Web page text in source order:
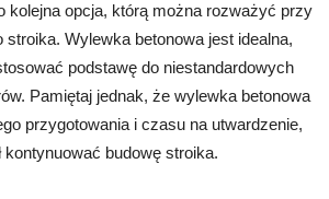
kolejna opcja, którą można rozważyć przy
stroika. Wylewka betonowa jest idealna,
podstawę do niestandardowych
Pamiętaj jednak, że wylewka betonowa
przygotowania i czasu na utwardzenie,
kontynuować budowę stroika.